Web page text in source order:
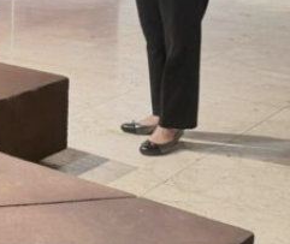
歐陸前衛的幾何雕塑思維與
榮譽獎、臺灣現代雕塑展大
獎」等大獎，其作品也獲
府、日本歧阜縣現代陶瓷美